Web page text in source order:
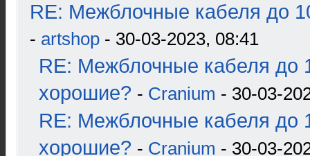
RE: Межблочные кабеля до
- artshop - 30-03-2023, 08:41
RE: Межблочные кабеля до
хорошие? - Cranium - 30-03-
RE: Межблочные кабеля до
хорошие? - Cranium - 30-03-